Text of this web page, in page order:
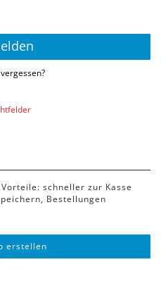
schneller zur Kasse
Bestellungen
erstellen